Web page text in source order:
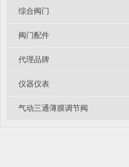
综合阀门
阀门配件
代理品牌
仪器仪表
气动三通薄膜调节阀